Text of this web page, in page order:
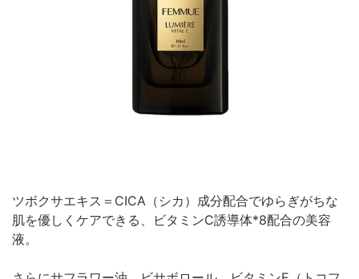
ツボクサエキス＝CICA（シカ）成分配合でゆらぎがちな
肌を優しくケアできる、ビタミンC誘導体*8配合の美容
液。